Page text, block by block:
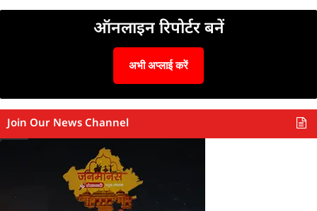
ऑनलाइन रिपोर्टर बनें
अभी अप्लाई करें
Join Our News Channel